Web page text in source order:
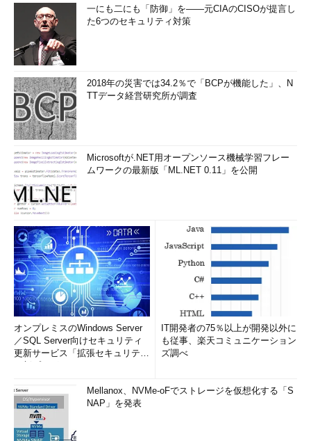
一にも二にも「防御」を――元CIAのCISOが提言し
た6つのセキュリティ対策
2018年の災害では34.2％で「BCPが機能した」、N
TTデータ経営研究所が調査
Microsoftが.NET用オープンソース機械学習フレー
ムワークの最新版「ML.NET 0.11」を公開
オンプレミスのWindows Server
／SQL Server向けセキュリティ
更新サービス「拡張セキュリティ
IT開発者の75％以上が開発以外に
も従事、楽天コミュニケーション
ズ調べ
Mellanox、NVMe-oFでストレージを仮想化する「S
NAP」を発表